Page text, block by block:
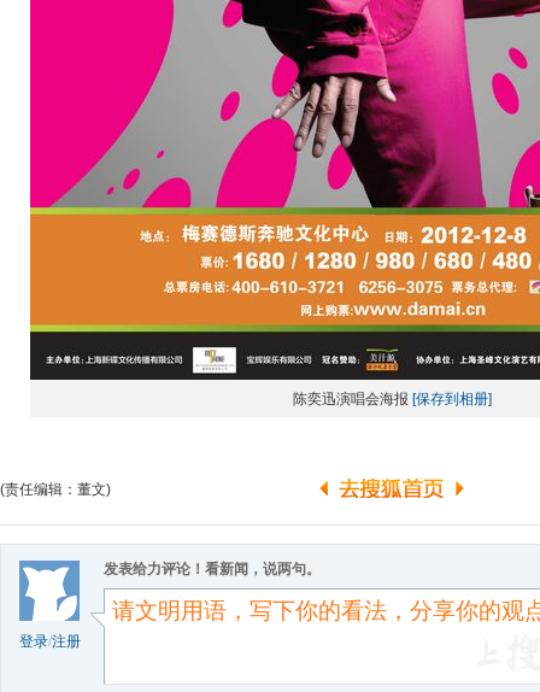
陈奕迅演唱会海报 [保存到相册]
(责任编辑：董文)
登录/注册
发表给力评论！看新闻，说两句。